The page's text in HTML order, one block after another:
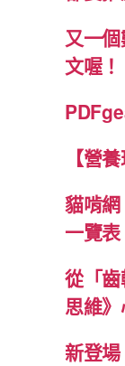
又一
文喔！
【營
貓啃
一覽表
從「
思維
新登